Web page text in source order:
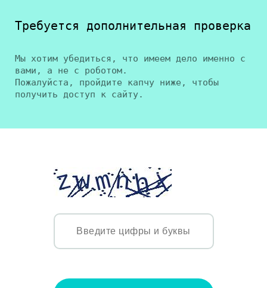
Требуется дополнительная проверка
Мы хотим убедиться, что имеем дело именно с
вами, а не с роботом.
Пожалуйста, пройдите капчу ниже, чтобы
получить доступ к сайту.